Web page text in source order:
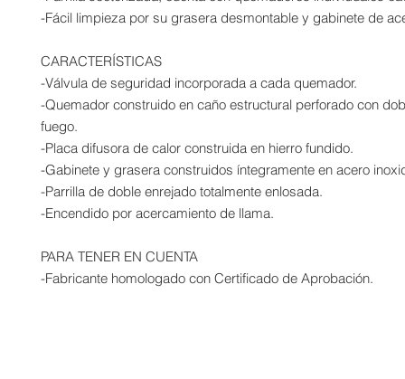
-Fácil limpieza por su grasera desmontable y gabinete de
CARACTERÍSTICAS
-Válvula de seguridad incorporada a cada quemador.
-Quemador construido en caño estructural perforado con
fuego.
-Placa difusora de calor construida en hierro fundido.
-Gabinete y grasera construidos íntegramente en acero
-Parrilla de doble enrejado totalmente enlosada.
-Encendido por acercamiento de llama.
PARA TENER EN CUENTA
-Fabricante homologado con Certificado de Aprobación.